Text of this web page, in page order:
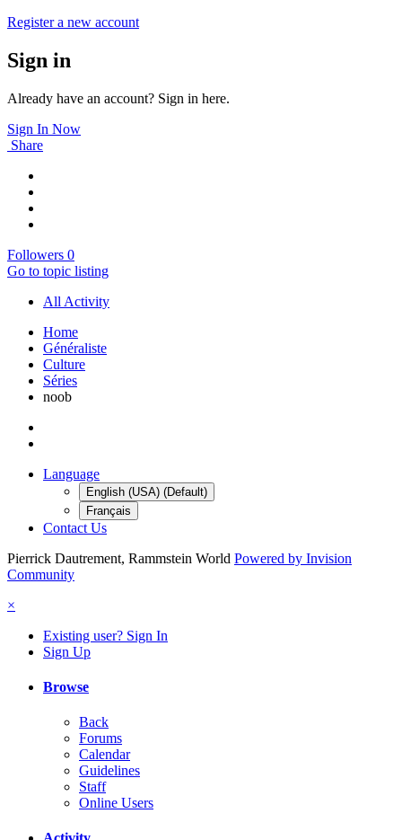
Register a new account
Sign in
Already have an account? Sign in here.
Sign In Now
Share
Followers 0
Go to topic listing
All Activity
Home
Généraliste
Culture
Séries
noob
Language
English (USA) (Default)
Français
Contact Us
Pierrick Dautrement, Rammstein World Powered by Invision
Community
×
Existing user? Sign In
Sign Up
Browse
Back
Forums
Calendar
Guidelines
Staff
Online Users